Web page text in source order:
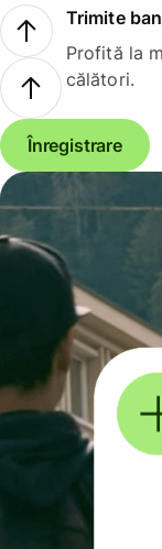
Trimite
Profită la
călători.
Înregistrare